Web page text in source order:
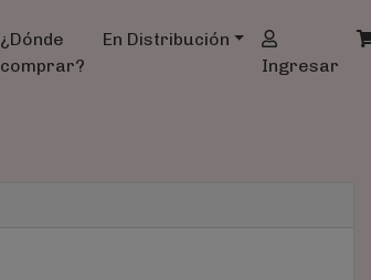
¿Dónde
comprar?
En Distribución
Ingresar